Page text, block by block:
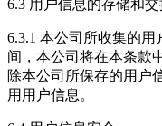
6.3 用户信息的存储和交
6.3.1 本公司所收集的
间，本公司将在本条款
除本公司所保存的用户
用用户信息。